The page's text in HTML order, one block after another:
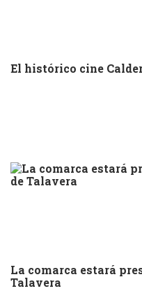
El histórico cine
La comarca estará
Talavera